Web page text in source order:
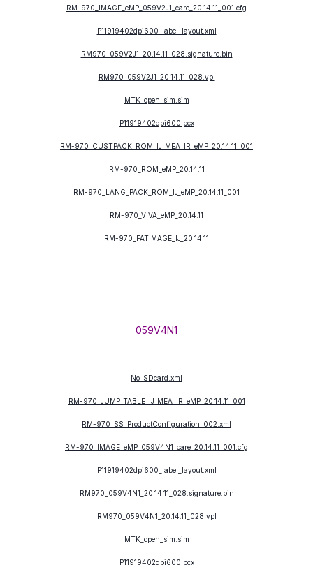
RM-970_IMAGE_eMP_059V2J1_care_20.14.11_001.cfg
P11919402dpi600_label_layout.xml
RM970_059V2J1_20.14.11_028.signature.bin
RM970_059V2J1_20.14.11_028.vpl
MTK_open_sim.sim
P11919402dpi600.pcx
RM-970_CUSTPACK_ROM_IJ_MEA_IR_eMP_20.14.11_001
RM-970_ROM_eMP_20.14.11
RM-970_LANG_PACK_ROM_IJ_eMP_20.14.11_001
RM-970_VIVA_eMP_20.14.11
RM-970_FATIMAGE_IJ_20.14.11
059V4N1
No_SDcard.xml
RM-970_JUMP_TABLE_IJ_MEA_IR_eMP_20.14.11_001
RM-970_SS_ProductConfiguration_002.xml
RM-970_IMAGE_eMP_059V4N1_care_20.14.11_001.cfg
P11919402dpi600_label_layout.xml
RM970_059V4N1_20.14.11_028.signature.bin
RM970_059V4N1_20.14.11_028.vpl
MTK_open_sim.sim
P11919402dpi600.pcx